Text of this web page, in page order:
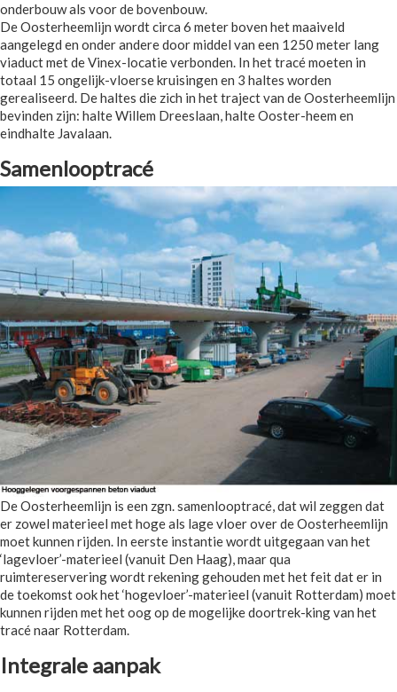
onderbouw als voor de bovenbouw.
De Oosterheemlijn wordt circa 6 meter boven het maaiveld
aangelegd en onder andere door middel van een 1250 meter lang
viaduct met de Vinex-locatie verbonden. In het tracé moeten in
totaal 15 ongelijk-vloerse kruisingen en 3 haltes worden
gerealiseerd. De haltes die zich in het traject van de Oosterheemlijn
bevinden zijn: halte Willem Dreeslaan, halte Ooster-heem en
eindhalte Javalaan.
Samenlooptracé
De Oosterheemlijn is een zgn. samenlooptracé, dat wil zeggen dat
er zowel materieel met hoge als lage vloer over de Oosterheemlijn
moet kunnen rijden. In eerste instantie wordt uitgegaan van het
‘lagevloer’-materieel (vanuit Den Haag), maar qua
ruimtereservering wordt rekening gehouden met het feit dat er in
de toekomst ook het ‘hogevloer’-materieel (vanuit Rotterdam) moet
kunnen rijden met het oog op de mogelijke doortrek-king van het
tracé naar Rotterdam.
Integrale aanpak